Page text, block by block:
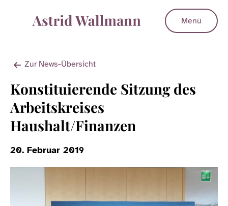
Menü
Zur News-Übersicht
Konstituierende Sitzung des
Arbeitskreises
Haushalt/Finanzen
20. Februar 2019